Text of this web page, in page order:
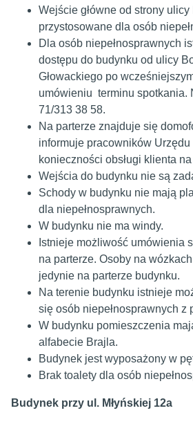
Wejście główne od strony
przystosowane dla osób
Dla osób niepełnosprawnych
dostępu do budynku od ulicy
Głowackiego po
umówieniu terminu spotkania.
71/313 38 58.
Na parterze znajduje się
informuje pracowników
konieczności obsługi klienta
Wejścia do budynku nie są
Schody w budynku nie mają
dla niepełnosprawnych.
W budynku nie ma windy.
Istnieje możliwość umówienia
na parterze. Osoby na
jedynie na parterze budynku.
Na terenie budynku istnieje
się osób niepełnosprawnych z
W budynku pomieszczenia
alfabecie Brajla.
Budynek jest wyposażony w
Brak toalety dla osób
Budynek przy ul. Młyńskiej 12a